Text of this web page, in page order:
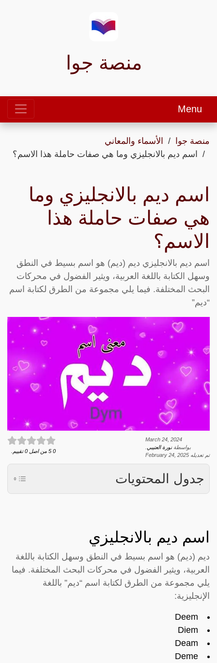
منصة جوا
Menu
منصة جوا
الأسماء والمعاني
اسم ديم بالانجليزي وما هي صفات حاملة هذا الاسم؟
اسم ديم بالانجليزي وما
هي صفات حاملة هذا
الاسم؟
اسم ديم بالانجليزي ديم (ديم) هو اسم بسيط في النطق
وسهل الكتابة باللغة العربية، ويثير الفضول في محركات
البحث المختلفة. فيما يلي مجموعة من الطرق لكتابة اسم
“ديم”
March 24, 2024
بواسطةنورة العتيبي
تم تعديله February 24, 2025
0
5 من اصل 0 تقييم.
جدول المحتويات
اسم ديم بالانجليزي
ديم (ديم) هو اسم بسيط في النطق وسهل الكتابة باللغة
العربية، ويثير الفضول في محركات البحث المختلفة. فيما
يلي مجموعة من الطرق لكتابة اسم “ديم” باللغة
الإنجليزية:
Deem
Diem
Deam
Deme